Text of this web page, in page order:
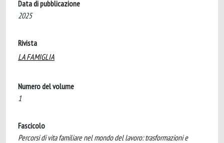
Data di pubblicazione
2025
Rivista
LA FAMIGLIA
Numero del volume
1
Fascicolo
Percorsi di vita familiare nel mondo del lavoro: trasformazioni e